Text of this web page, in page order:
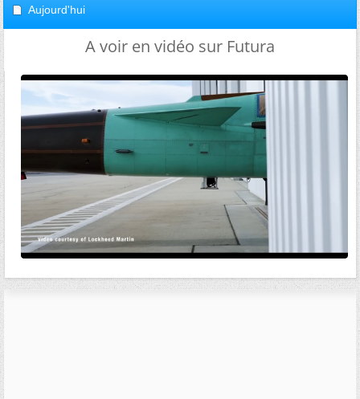
Aujourd'hui
A voir en vidéo sur Futura